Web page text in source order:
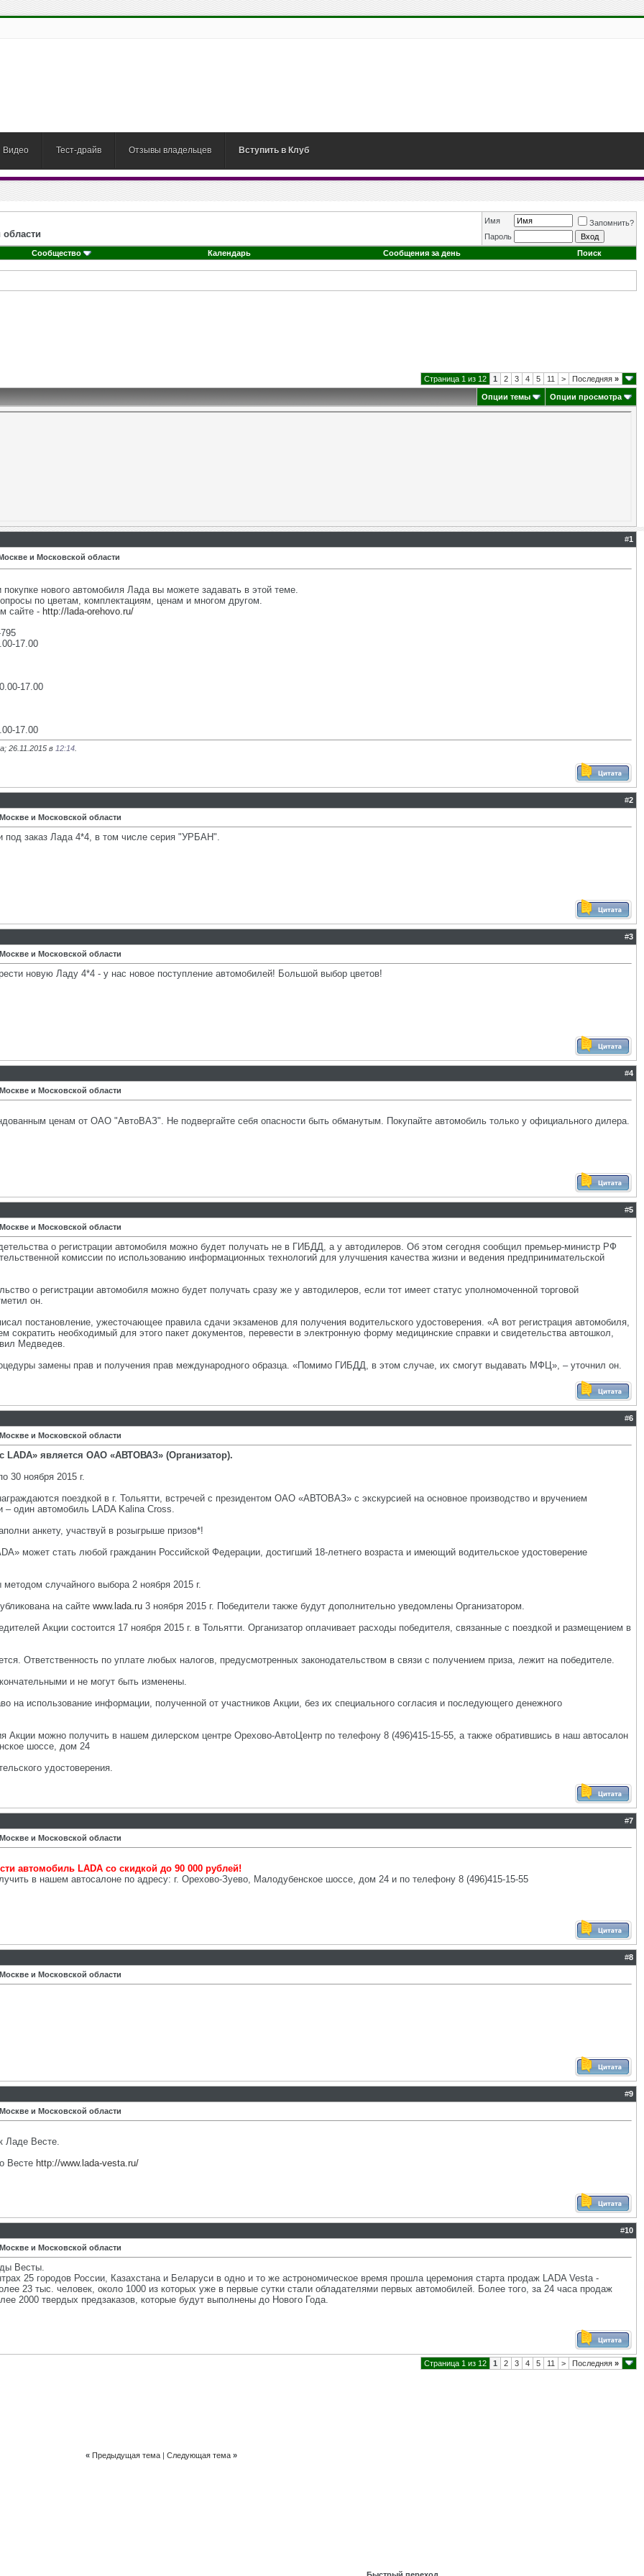
Видео Тест-драйв Отзывы владельцев Вступить в Клуб
Имя
Запомнить?
Пароль
Сообщество Календарь Сообщения за день Поиск
Страница 1 из 12 1 2 3 4 5 11 > Последняя »
Опции темы Опции просмотра
#1
и Московской области
нового автомобиля Лада вы можете задавать в этой теме.
по цветам, комплектациям, ценам и многом другом.
сайте - http://lada-orehovo.ru/
17.00
17.00
17.00
26.11.2015 в 12:14
#2
и Московской области
под заказ Лада 4*4, в том числе серия "УРБАН".
#3
и Московской области
новую Ладу 4*4 - у нас новое поступление автомобилей! Большой выбор цветов!
#4
и Московской области
ценам от ОАО "АвтоВАЗ". Не подвергайте себя опасности быть обманутым. Покупайте автомобиль только у официального дилера.
#5
и Московской области
о регистрации автомобиля можно будет получать не в ГИБДД, а у автодилеров. Об этом сегодня сообщил премьер-министр РФ
комиссии по использованию информационных технологий для улучшения качества жизни и ведения предпринимательской
о регистрации автомобиля можно будет получать сразу же у автодилеров, если тот имеет статус уполномоченной торговой
он.
постановление, ужесточающее правила сдачи экзаменов для получения водительского удостоверения. «А вот регистрация автомобиля,
сократить необходимый для этого пакет документов, перевести в электронную форму медицинские справки и свидетельства автошкол,
Медведев.
замены прав и получения прав международного образца. «Помимо ГИБДД, в этом случае, их смогут выдавать МФЦ», – уточнил он.
#6
и Московской области
LADA» является ОАО «АВТОВАЗ» (Организатор).
30 ноября 2015 г.
поездкой в г. Тольятти, встречей с президентом ОАО «АВТОВАЗ» с экскурсией на основное производство и вручением
– один автомобиль LADA Kalina Cross.
анкету, участвуй в розыгрыше призов*!
может стать любой гражданин Российской Федерации, достигший 18-летнего возраста и имеющий водительское удостоверение
случайного выбора 2 ноября 2015 г.
на сайте www.lada.ru 3 ноября 2015 г. Победители также будут дополнительно уведомлены Организатором.
Акции состоится 17 ноября 2015 г. в Тольятти. Организатор оплачивает расходы победителя, связанные с поездкой и размещением в
Ответственность по уплате любых налогов, предусмотренных законодательством в связи с получением приза, лежит на победителе.
и не могут быть изменены.
на использование информации, полученной от участников Акции, без их специального согласия и последующего денежного
можно получить в нашем дилерском центре Орехово-АвтоЦентр по телефону 8 (496)415-15-55, а также обратившись в наш автосалон
шоссе, дом 24
удостоверения.
#7
и Московской области
автомобиль LADA со скидкой до 90 000 рублей!
в нашем автосалоне по адресу: г. Орехово-Зуево, Малодубенское шоссе, дом 24 и по телефону 8 (496)415-15-55
#8
и Московской области
#9
и Московской области
Ладе Весте.
Весте http://www.lada-vesta.ru/
#10
и Московской области
Весты.
25 городов России, Казахстана и Беларуси в одно и то же астрономическое время прошла церемония старта продаж LADA Vesta -
23 тыс. человек, около 1000 из которых уже в первые сутки стали обладателями первых автомобилей. Более того, за 24 часа продаж
2000 твердых предзаказов, которые будут выполнены до Нового Года.
Страница 1 из 12 1 2 3 4 5 11 > Последняя »
« Предыдущая тема| Следующая тема »